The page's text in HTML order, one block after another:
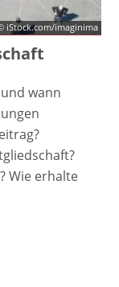
iStock.com/imaginima
wann
Wie erhalte